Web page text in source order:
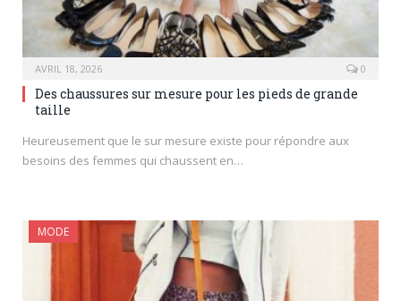
AVRIL 18, 2026 0
Des chaussures sur mesure pour les pieds de grande
taille
Heureusement que le sur mesure existe pour répondre aux
besoins des femmes qui chaussent en…
MODE